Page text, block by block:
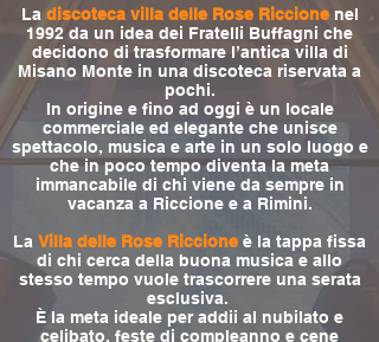
La discoteca villa delle Rose Riccionenel
1992 da un idea dei Fratelli Buffagni che
decidono di trasformare l’antica villa di
Misano Monte in una discoteca riservata a
pochi.
In origine e fino ad oggi è un locale
commerciale ed elegante che unisce
spettacolo, musica e arte in un solo luogo e
che in poco tempo diventa la meta
immancabile di chi viene da sempre in
vacanza a Riccione e a Rimini.
La Villa delle Rose Riccione è la tappa fissa
di chi cerca della buona musica e allo
stesso tempo vuole trascorrere una serata
esclusiva.
È la meta ideale per addii al nubilato e
celibato, feste di compleanno e cene